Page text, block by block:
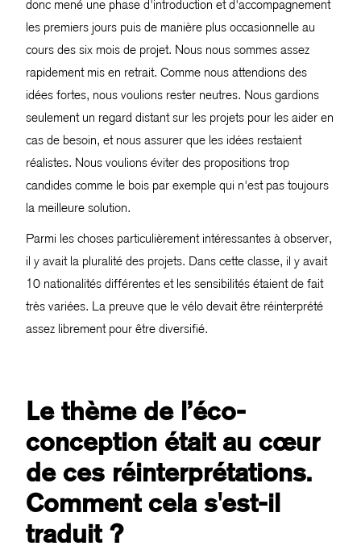
donc mené une phase d'introduction et d'accompagnement
les premiers jours puis de manière plus occasionnelle au
cours des six mois de projet. Nous nous sommes assez
rapidement mis en retrait. Comme nous attendions des
idées fortes, nous voulions rester neutres. Nous gardions
seulement un regard distant sur les projets pour les aider en
cas de besoin, et nous assurer que les idées restaient
réalistes. Nous voulions éviter des propositions trop
candides comme le bois par exemple qui n'est pas toujours
la meilleure solution.
Parmi les choses particulièrement intéressantes à observer,
il y avait la pluralité des projets. Dans cette classe, il y avait
10 nationalités différentes et les sensibilités étaient de fait
très variées. La preuve que le vélo devait être réinterprété
assez librement pour être diversifié.
Le thème de l’éco-
conception était au cœur
de ces réinterprétations.
Comment cela s'est-il
traduit ?